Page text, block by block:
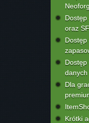
oraz
danych
Dla
Krótki